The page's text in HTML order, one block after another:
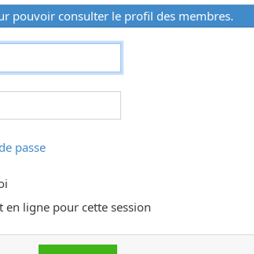
pouvoir consulter le profil des membres.
passe
en ligne pour cette session